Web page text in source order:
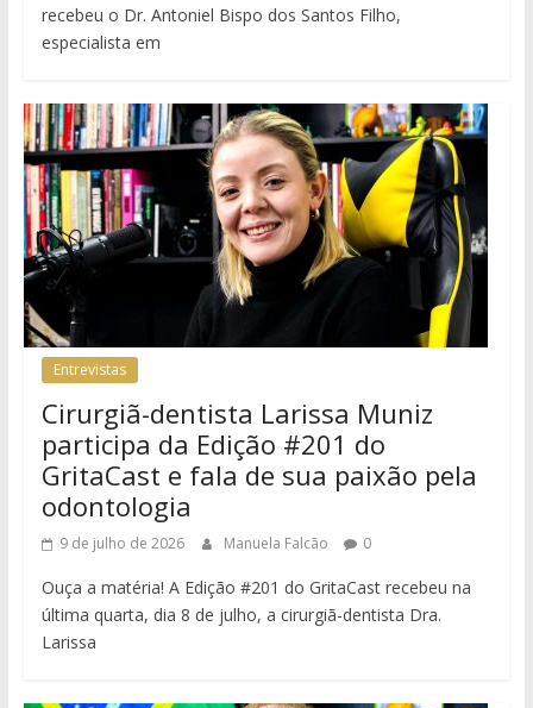
recebeu o Dr. Antoniel Bispo dos Santos Filho,
especialista em
Entrevistas
Cirurgiã-dentista Larissa Muniz
participa da Edição #201 do
GritaCast e fala de sua paixão pela
odontologia
9 de julho de 2026 Manuela Falcão 0
Ouça a matéria! A Edição #201 do GritaCast recebeu na
última quarta, dia 8 de julho, a cirurgiã-dentista Dra.
Larissa